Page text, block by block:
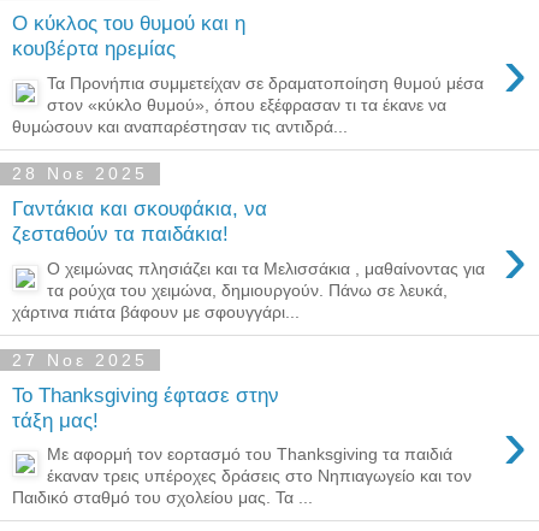
Ο κύκλος του θυμού και η
κουβέρτα ηρεμίας
›
Τα Προνήπια συμμετείχαν σε δραματοποίηση θυμού μέσα
στον «κύκλο θυμού», όπου εξέφρασαν τι τα έκανε να
θυμώσουν και αναπαρέστησαν τις αντιδρά...
28 Νοε 2025
Γαντάκια και σκουφάκια, να
ζεσταθούν τα παιδάκια!
›
Ο χειμώνας πλησιάζει και τα Μελισσάκια , μαθαίνοντας για
τα ρούχα του χειμώνα, δημιουργούν. Πάνω σε λευκά,
χάρτινα πιάτα βάφουν με σφουγγάρι...
27 Νοε 2025
Το Thanksgiving έφτασε στην
τάξη μας!
›
Με αφορμή τον εορτασμό του Thanksgiving τα παιδιά
έκαναν τρεις υπέροχες δράσεις στο Νηπιαγωγείο και τον
Παιδικό σταθμό του σχολείου μας. Τα ...